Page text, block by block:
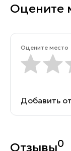
Оцените
Оцените место
Добавить
Отзывы0